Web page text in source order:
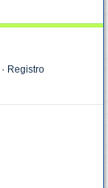
· Registro